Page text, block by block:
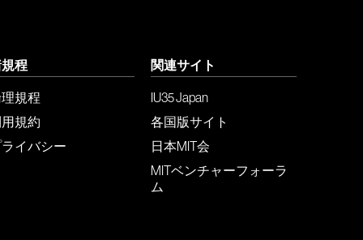
程
規程
規約
イバシー
関連サイト
IU35 Japan
各国版サイト
日本MIT会
MITベンチャーフォーラ
ム